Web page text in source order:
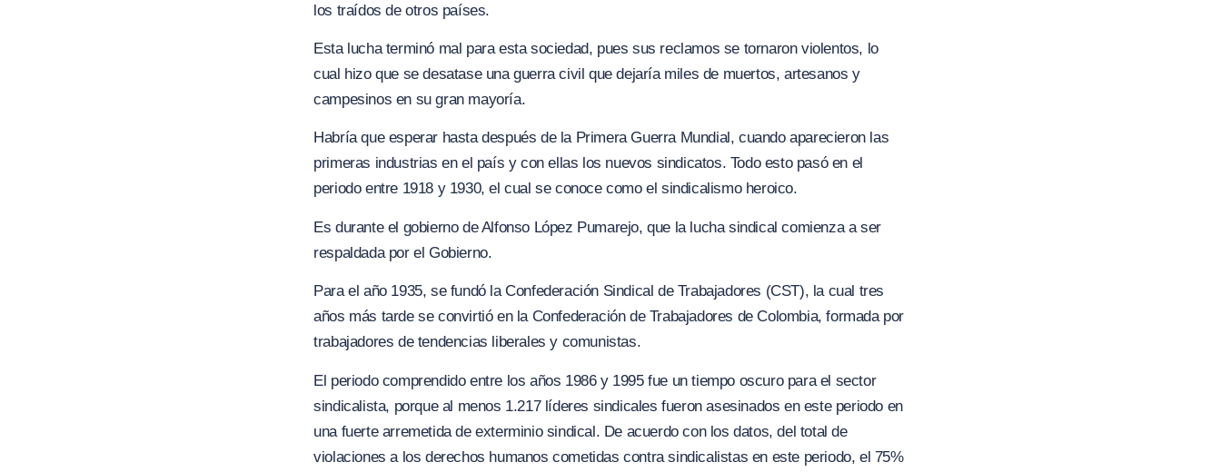
los traídos de otros países.
Esta lucha terminó mal para esta sociedad, pues sus reclamos se tornaron violentos, lo
cual hizo que se desatase una guerra civil que dejaría miles de muertos, artesanos y
campesinos en su gran mayoría.
Habría que esperar hasta después de la Primera Guerra Mundial, cuando aparecieron las
primeras industrias en el país y con ellas los nuevos sindicatos. Todo esto pasó en el
periodo entre 1918 y 1930, el cual se conoce como el sindicalismo heroico.
Es durante el gobierno de Alfonso López Pumarejo, que la lucha sindical comienza a ser
respaldada por el Gobierno.
Para el año 1935, se fundó la Confederación Sindical de Trabajadores (CST), la cual tres
años más tarde se convirtió en la Confederación de Trabajadores de Colombia, formada por
trabajadores de tendencias liberales y comunistas.
El periodo comprendido entre los años 1986 y 1995 fue un tiempo oscuro para el sector
sindicalista, porque al menos 1.217 líderes sindicales fueron asesinados en este periodo en
una fuerte arremetida de exterminio sindical. De acuerdo con los datos, del total de
violaciones a los derechos humanos cometidas contra sindicalistas en este periodo, el 75%